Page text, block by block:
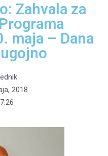
Zahvala za
maja – Dana
2018